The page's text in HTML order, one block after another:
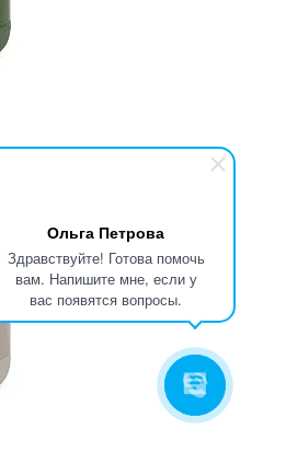
Ольга Петрова
Здравствуйте! Готова помочь
вам. Напишите мне, если у
вас появятся вопросы.